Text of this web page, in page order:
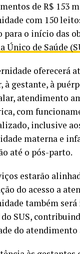
de R$ 153
com 150
para o início das
Único de Saúde
oferecerá
à gestante, à
atendimento
com
inclusive
materna e
até o pós-parto.
estarão
do acesso a
também será
SUS,
do atendimento